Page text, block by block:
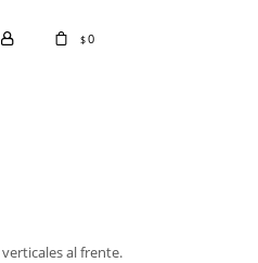
$0
al frente.